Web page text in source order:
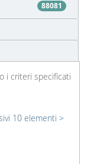
88081
i criteri specificati
10 elementi